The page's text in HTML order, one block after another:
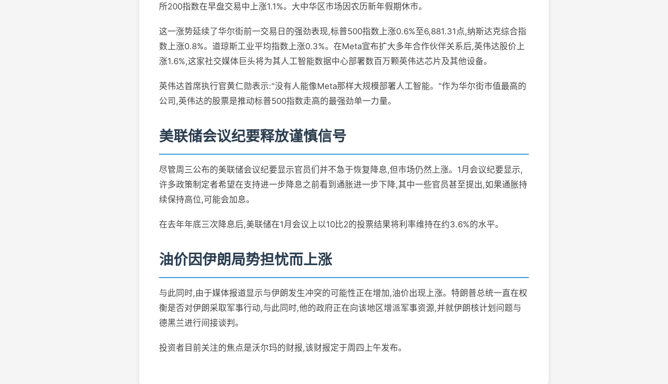
所200指数在早盘交易中上涨1.1%。大中华区市场因农历新年假期休市。
这一涨势延续了华尔街前一交易日的强劲表现,标普500指数上涨0.6%至6,881.31点,纳斯达克综合指
数上涨0.8%。道琼斯工业平均指数上涨0.3%。在Meta宣布扩大多年合作伙伴关系后,英伟达股价上
涨1.6%,这家社交媒体巨头将为其人工智能数据中心部署数百万颗英伟达芯片及其他设备。
英伟达首席执行官黄仁勋表示:"没有人能像Meta那样大规模部署人工智能。"作为华尔街市值最高的
公司,英伟达的股票是推动标普500指数走高的最强劲单一力量。
美联储会议纪要释放谨慎信号
尽管周三公布的美联储会议纪要显示官员们并不急于恢复降息,但市场仍然上涨。1月会议纪要显示,
许多政策制定者希望在支持进一步降息之前看到通胀进一步下降,其中一些官员甚至提出,如果通胀持
续保持高位,可能会加息。
在去年年底三次降息后,美联储在1月会议上以10比2的投票结果将利率维持在约3.6%的水平。
油价因伊朗局势担忧而上涨
与此同时,由于媒体报道显示与伊朗发生冲突的可能性正在增加,油价出现上涨。特朗普总统一直在权
衡是否对伊朗采取军事行动,与此同时,他的政府正在向该地区增派军事资源,并就伊朗核计划问题与
德黑兰进行间接谈判。
投资者目前关注的焦点是沃尔玛的财报,该财报定于周四上午发布。